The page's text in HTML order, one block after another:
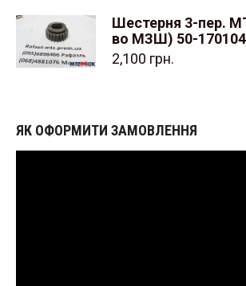
Шестерня 3-пер.
во МЗШ) 50-
2,100 грн.
ЯК ОФОРМИТИ ЗАМОВЛЕННЯ